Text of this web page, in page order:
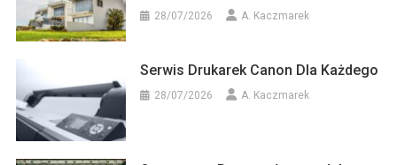
28/07/2026 A. Kaczmarek
Serwis Drukarek Canon Dla Każdego
28/07/2026 A. Kaczmarek